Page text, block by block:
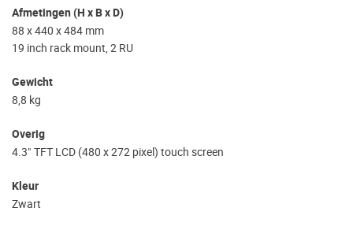
Afmetingen (H x B x D)
88 x 440 x 484 mm
19 inch rack mount, 2 RU
Gewicht
8,8 kg
Overig
4.3" TFT LCD (480 x 272 pixel) touch screen
Kleur
Zwart